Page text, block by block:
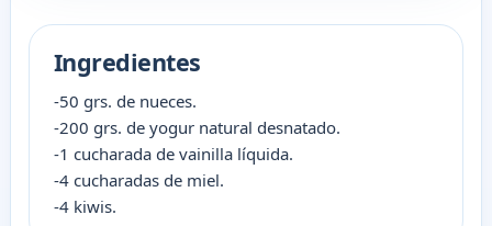
Ingredientes
-50 grs. de nueces.
-200 grs. de yogur natural desnatado.
-1 cucharada de vainilla líquida.
-4 cucharadas de miel.
-4 kiwis.